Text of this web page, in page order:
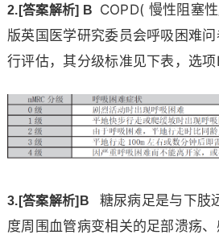
2.[答案解析] B COPD( 慢性阻塞
版英国医学研究委员会呼吸困难问
行评估，其分级标准见下表，选项
3.[答案解析]B
糖尿病足是与下肢
度周围血管病变相关的足部溃疡